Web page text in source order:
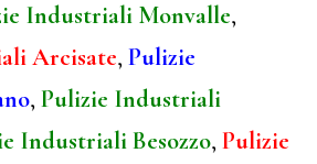
Industriali Monvalle,
Arcisate,Pulizie
,Pulizie Industriali
Industriali Besozzo,Pulizie